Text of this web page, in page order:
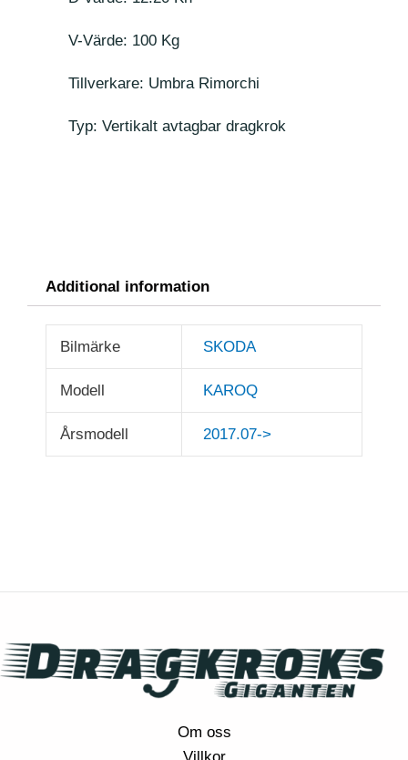
V-Värde: 100 Kg
Tillverkare: Umbra Rimorchi
Typ: Vertikalt avtagbar dragkrok
Additional information
Bilmärke SKODA
Modell KAROQ
Årsmodell 2017.07->
Om oss